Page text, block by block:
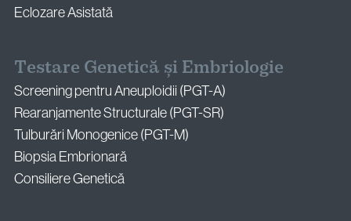
Eclozare Asistată
Testare Genetică și Embriologie
Screening pentru Aneuploidii (PGT-A)
Rearanjamente Structurale (PGT-SR)
Tulburări Monogenice (PGT-M)
Biopsia Embrionară
Consiliere Genetică